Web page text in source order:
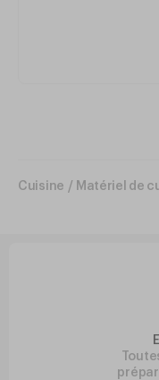
Cuisine / Matériel de